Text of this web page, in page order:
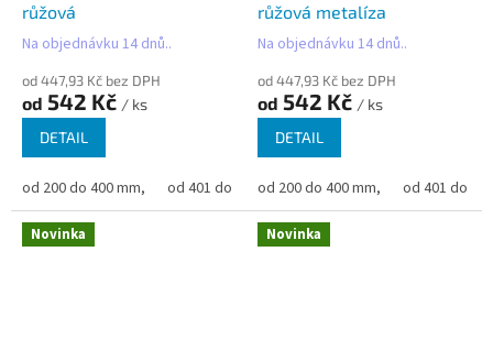
růžová
Na objednávku 14 dnů..
od 447,93 Kč bez DPH
od 542 Kč / ks
DETAIL
od 200 do 400 mm, od 401 do 500 mm, od 501 do 600 mm, od
růžová metalíza
Na objednávku 14 dnů..
od 447,93 Kč bez DPH
od 542 Kč / ks
DETAIL
od 200 do 400 mm, od 401 do
Novinka Novinka